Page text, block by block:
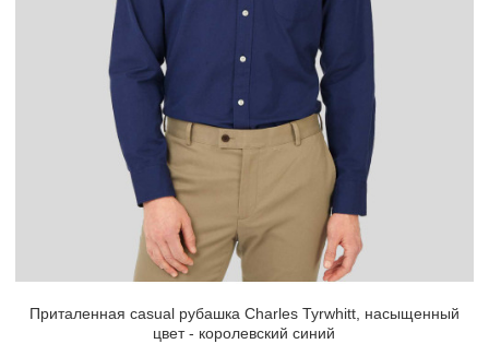
Приталенная casual рубашка Charles Tyrwhitt, насыщенный
цвет - королевский синий